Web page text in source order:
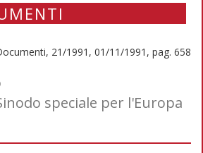
21/1991, 01/11/1991, pag. 658
speciale per l'Europa